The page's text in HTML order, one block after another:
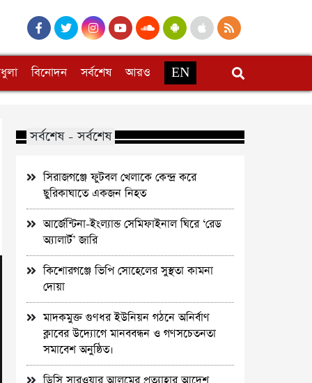
বিনোদন সর্বশেষ আরও EN
সর্বশেষ - সর্বশেষ
সিরাজগঞ্জে ফুটবল খেলাকে কেন্দ্র করে
ছুরিকাঘাতে একজন নিহত
আর্জেন্টিনা-ইংল্যান্ড সেমিফাইনাল ঘিরে ‘রেড
অ্যালার্ট’ জারি
কিশোরগঞ্জে ভিপি সোহেলের সুস্থতা কামনা
দোয়া
মাদকমুক্ত গুণধর ইউনিয়ন গঠনে অনির্বাণ
ক্লাবের উদ্যোগে মানববন্ধন ও গণসচেতনতা
সমাবেশ অনুষ্ঠিত।